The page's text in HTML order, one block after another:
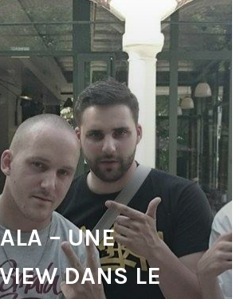
– UNE
DANS LE